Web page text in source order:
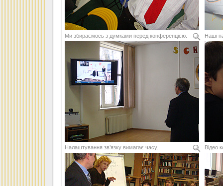
Ми збираємось з думками перед конференцією. Наші
Налаштування зв’язку вимагає часу. Відео